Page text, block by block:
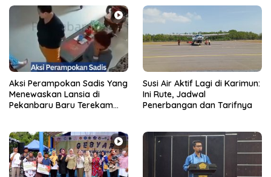
Aksi Perampokan Sadis Yang
Menewaskan Lansia di
Pekanbaru Baru Terekam
Susi Air Aktif Lagi di Karimun:
Ini Rute, Jadwal
Penerbangan dan Tarifnya